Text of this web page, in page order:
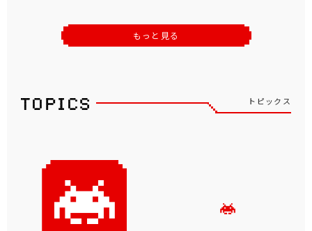
もっと見る
トピックス